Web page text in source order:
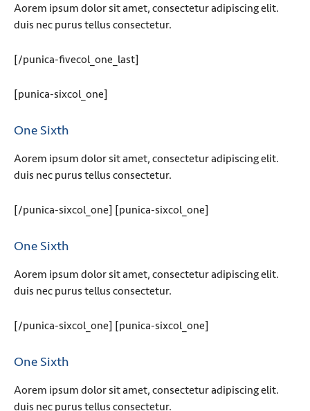
Aorem ipsum dolor sit amet, consectetur adipiscing elit.
duis nec purus tellus consectetur.
[/punica-fivecol_one_last]
[punica-sixcol_one]
One Sixth
Aorem ipsum dolor sit amet, consectetur adipiscing elit.
duis nec purus tellus consectetur.
[/punica-sixcol_one] [punica-sixcol_one]
One Sixth
Aorem ipsum dolor sit amet, consectetur adipiscing elit.
duis nec purus tellus consectetur.
[/punica-sixcol_one] [punica-sixcol_one]
One Sixth
Aorem ipsum dolor sit amet, consectetur adipiscing elit.
duis nec purus tellus consectetur.